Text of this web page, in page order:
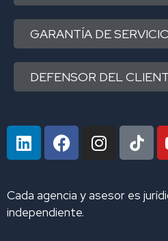
GARANTÍA DE
DEFENSOR DEL
L
i
k
e
d
F
a
b
o
I
n
a
Cada agencia y asesor es
independiente.